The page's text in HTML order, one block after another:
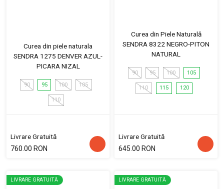
Curea din piele naturala
SENDRA 1275 DENVER AZUL-
PICARA NIZAL
90 95 100 105
110
Livrare Gratuită
760.00 RON
Curea din Piele Naturală
SENDRA 8322 NEGRO-PITON
NATURAL
90 95 100 105
110 115 120
Livrare Gratuită
645.00 RON
LIVRARE GRATUITĂ LIVRARE GRATUITĂ